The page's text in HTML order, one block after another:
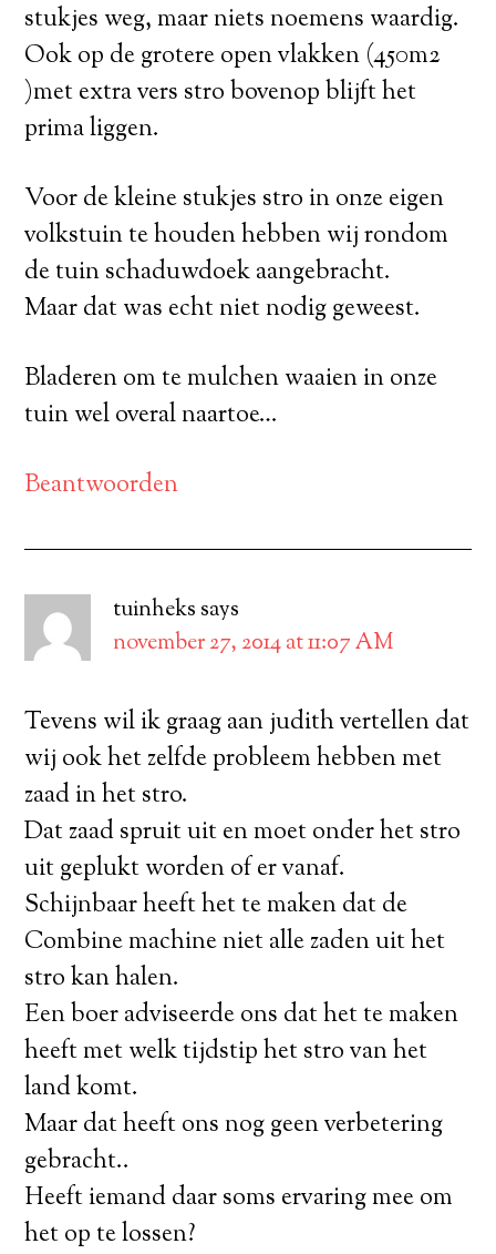
stukjes weg, maar niets noemens waardig.
Ook op de grotere open vlakken (450m2
)met extra vers stro bovenop blijft het
prima liggen.
Voor de kleine stukjes stro in onze eigen
volkstuin te houden hebben wij rondom
de tuin schaduwdoek aangebracht.
Maar dat was echt niet nodig geweest.
Bladeren om te mulchen waaien in onze
tuin wel overal naartoe…
Beantwoorden
tuinheks says
november 27, 2014 at 11:07 AM
Tevens wil ik graag aan judith vertellen dat
wij ook het zelfde probleem hebben met
zaad in het stro.
Dat zaad spruit uit en moet onder het stro
uit geplukt worden of er vanaf.
Schijnbaar heeft het te maken dat de
Combine machine niet alle zaden uit het
stro kan halen.
Een boer adviseerde ons dat het te maken
heeft met welk tijdstip het stro van het
land komt.
Maar dat heeft ons nog geen verbetering
gebracht..
Heeft iemand daar soms ervaring mee om
het op te lossen?